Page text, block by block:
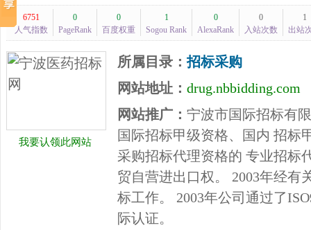
6751
人气指数
0
PageRank
0
百度权重
1
Sogou Rank
0
AlexaRank
0
入站次数
1
出站
我要认领此网站
所属目录：招标采购
网站地址： drug.nbbidding.com
网站推广： 宁波市国际招标有
国际招标甲级资格、国内 招标
采购招标代理资格的 专业招标
贸自营进出口权。 2003年经有
标工作。 2003年公司通过了
际认证。